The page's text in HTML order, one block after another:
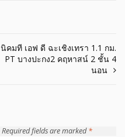
นิคมที เอฟ ดี ฉะเชิงเทรา 1.1 กม.
PT บางปะกง2 คฤหาสน์ 2 ชั้น 4
นอน
Required fields are marked*